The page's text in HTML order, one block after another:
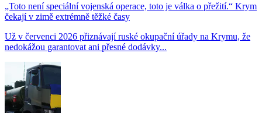
„Toto není speciální vojenská operace, toto je válka o přežití.“ Krym
čekají v zimě extrémně těžké časy
Už v červenci 2026 přiznávají ruské okupační úřady na Krymu, že
nedokážou garantovat ani přesné dodávky...